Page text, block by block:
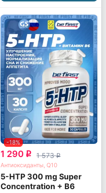
-18%
1 290 q 1 573q
Антиоксиданты, Q10
5-HTP 300 mg Super
Concentration + B6